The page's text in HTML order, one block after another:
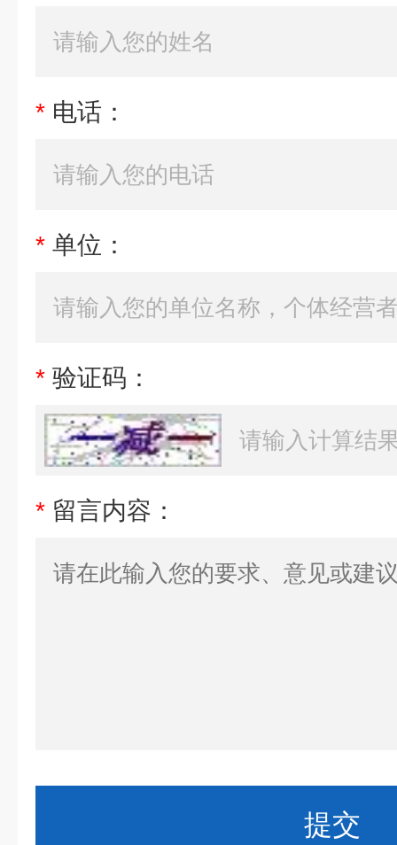
* 电话：
* 单位：
* 验证码：
* 留言内容：